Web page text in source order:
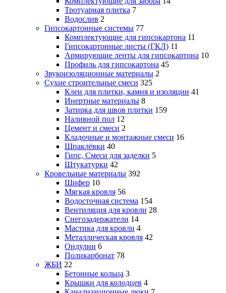
Тротуарная плитка 7
Водослив 2
Гипсокартонные системы 77
Комплектующие для гипсокартона 11
Гипсокартонные листы (ГКЛ) 11
Армирующие ленты для гипсокартона 10
Профиль для гипсокартона 45
Звукоизоляционные материалы 2
Сухие строительные смеси 325
Клеи для плитки, камня и изоляции 41
Инертные материалы 8
Затирка для швов плитки 159
Наливной пол 12
Цемент и смеси 2
Кладочные и монтажные смеси 16
Шпаклёвки 40
Гипс, Смеси для заделки 5
Штукатурки 42
Кровельные материалы 392
Шифер 10
Мягкая кровля 56
Водосточная система 154
Вентиляция для кровли 28
Снегозадержатели 14
Мастика для кровли 4
Металлическая кровля 42
Ондулин 6
Поликарбонат 78
ЖБИ 22
Бетонные кольца 3
Крышки для колодцев 4